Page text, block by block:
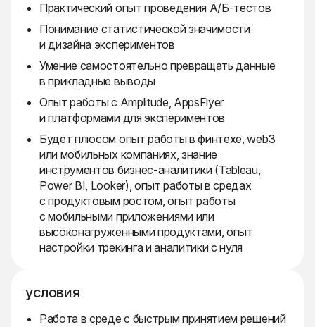
Практический опыт проведения А/Б-тестов
Понимание статистической значимости
и дизайна экспериментов
Умение самостоятельно превращать данные
в прикладные выводы
Опыт работы с Amplitude, AppsFlyer
и платформами для экспериментов
Будет плюсом опыт работы в финтехе, web3
или мобильных компаниях, знание
инструментов бизнес-аналитики (Tableau,
Power BI, Looker), опыт работы в средах
с продуктовым ростом, опыт работы
с мобильными приложениями или
высоконагруженными продуктами, опыт
настройки трекинга и аналитики с нуля
условия
Работа в среде с быстрым принятием решений